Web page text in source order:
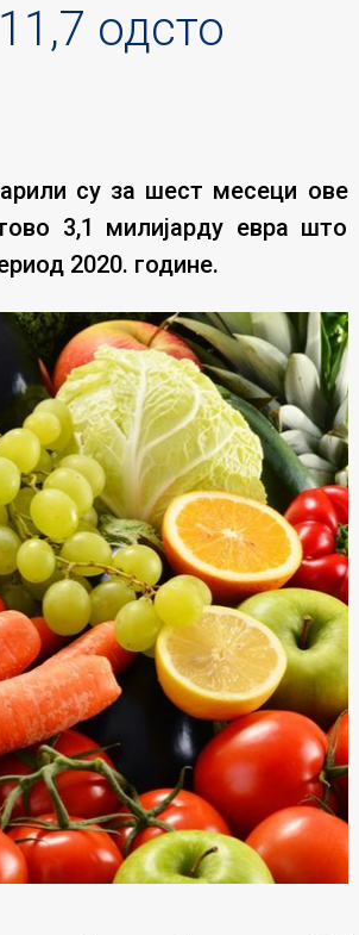
одсто
су за шест месеци ове
3,1 милијарду евра што
2020. године.